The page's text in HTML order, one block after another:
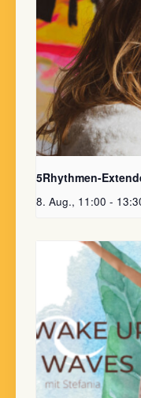
5Rhythmen-
8. Aug., 11:00 -